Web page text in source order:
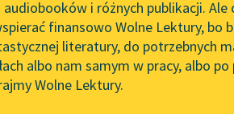
API
OAI-PMH
Widget Wolnych Lektur
i różnych publikacji. Ale
finansowo Wolne Lektury, bo
literatury, do potrzebnych
albo nam samym w pracy, albo
Wolne Lektury.